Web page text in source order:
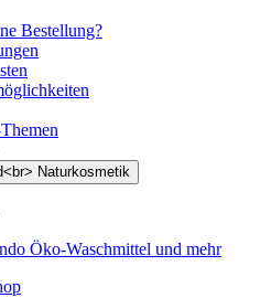
Bestellung?
Öko-Waschmittel und mehr